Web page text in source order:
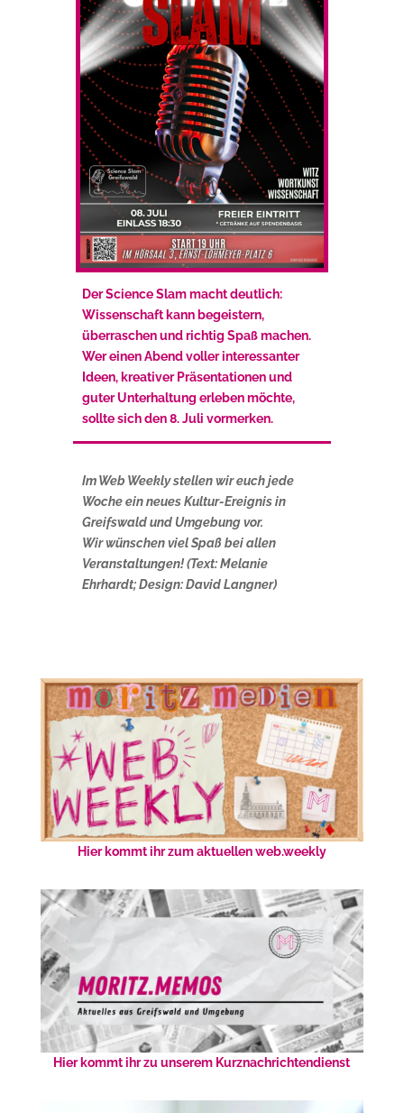
Der Science Slam macht deutlich:
Wissenschaft kann begeistern,
überraschen und richtig Spaß machen.
Wer einen Abend voller interessanter
Ideen, kreativer Präsentationen und
guter Unterhaltung erleben möchte,
sollte sich den 8. Juli vormerken.
Im Web Weekly stellen wir euch jede
Woche ein neues Kultur-Ereignis in
Greifswald und Umgebung vor.
Wir wünschen viel Spaß bei allen
Veranstaltungen! (Text: Melanie
Ehrhardt; Design: David Langner)
Hier kommt ihr zum aktuellen web.weekly
Hier kommt ihr zu unserem Kurznachrichtendienst